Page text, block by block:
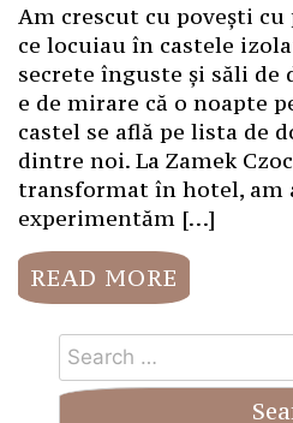
Am crescut cu povești
ce locuiau în castele
secrete înguste și săli de
e de mirare că o noapte
castel se află pe lista de
dintre noi. La Zamek
transformat în hotel, am
experimentăm […]
READ MORE
Search
for: